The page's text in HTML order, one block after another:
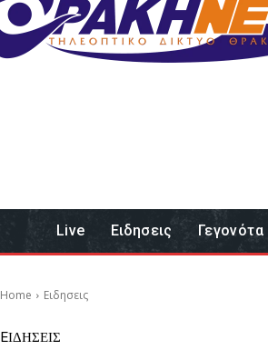
Live Eιδησεις Γεγονότα
Home Eιδησεις
EΙΔΗΣΕΙΣ